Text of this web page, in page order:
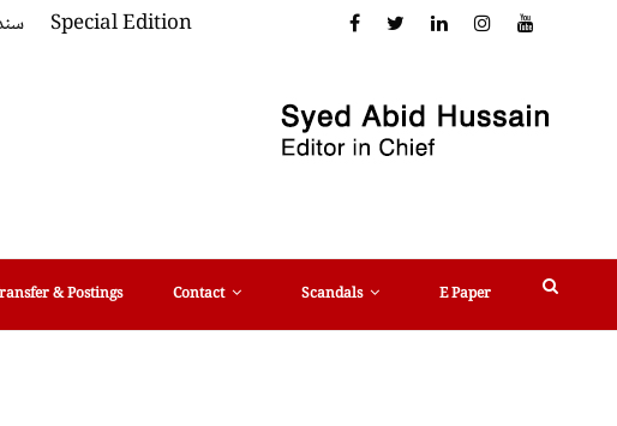
& Postings Contact Scandals E Paper
Special Edition